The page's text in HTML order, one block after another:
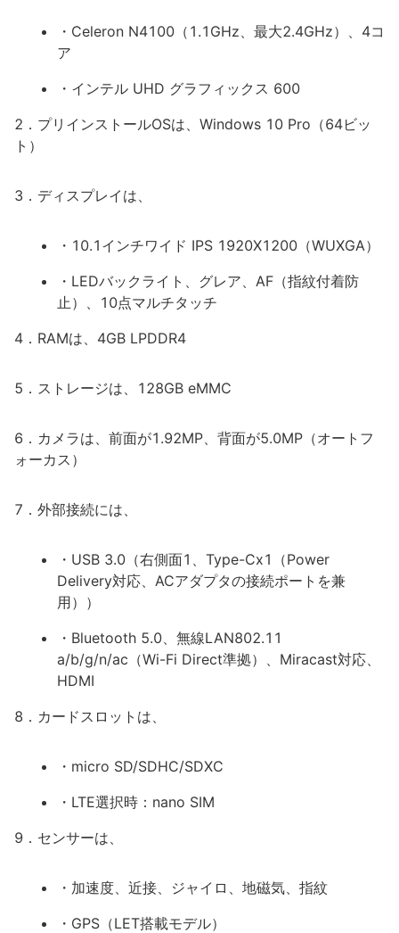
・Celeron N4100（1.1GHz、最大2.4GHz）、4コ
ア
・インテル UHD グラフィックス 600
2．プリインストールOSは、Windows 10 Pro（64ビッ
ト）
3．ディスプレイは、
・10.1インチワイド IPS 1920X1200（WUXGA）
・LEDバックライト、グレア、AF（指紋付着防
止）、10点マルチタッチ
4．RAMは、4GB LPDDR4
5．ストレージは、128GB eMMC
6．カメラは、前面が1.92MP、背面が5.0MP（オートフ
ォーカス）
7．外部接続には、
・USB 3.0（右側面1、Type-Cx1（Power
Delivery対応、ACアダプタの接続ポートを兼
用））
・Bluetooth 5.0、無線LAN802.11
a/b/g/n/ac（Wi-Fi Direct準拠）、Miracast対応、
HDMI
8．カードスロットは、
・micro SD/SDHC/SDXC
・LTE選択時：nano SIM
9．センサーは、
・加速度、近接、ジャイロ、地磁気、指紋
・GPS（LET搭載モデル）